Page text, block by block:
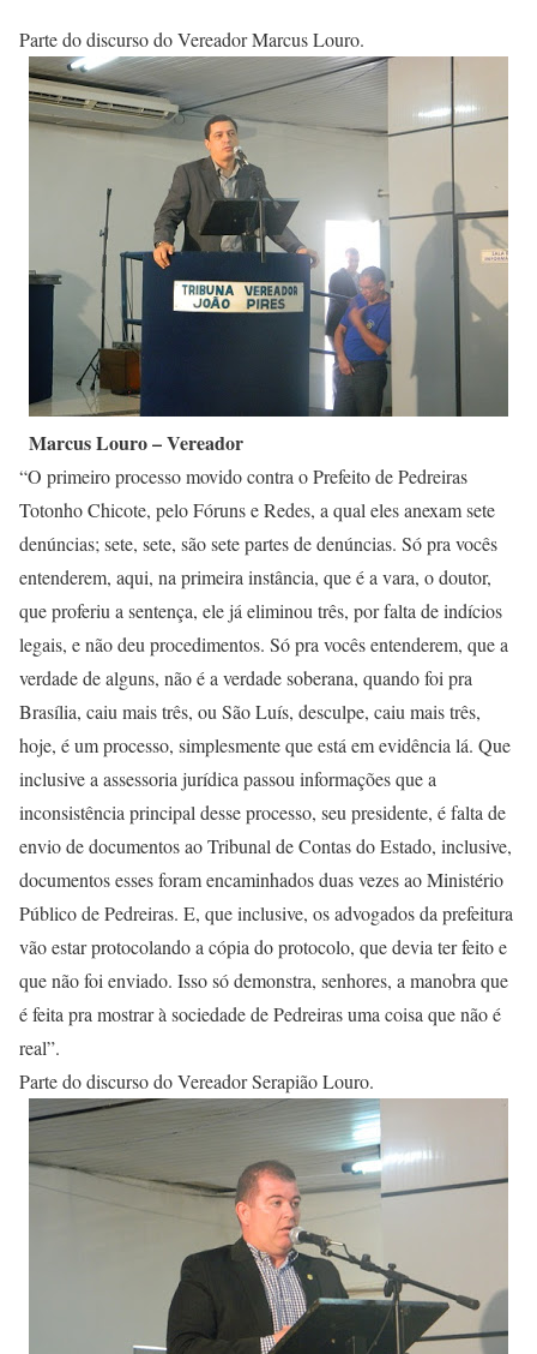
Parte do discurso do Vereador Marcus Louro.
Marcus Louro – Vereador
“O primeiro processo movido contra o Prefeito de Pedreiras
Totonho Chicote, pelo Fóruns e Redes, a qual eles anexam sete
denúncias; sete, sete, são sete partes de denúncias. Só pra vocês
entenderem, aqui, na primeira instância, que é a vara, o doutor,
que proferiu a sentença, ele já eliminou três, por falta de indícios
legais, e não deu procedimentos. Só pra vocês entenderem, que a
verdade de alguns, não é a verdade soberana, quando foi pra
Brasília, caiu mais três, ou São Luís, desculpe, caiu mais três,
hoje, é um processo, simplesmente que está em evidência lá. Que
inclusive a assessoria jurídica passou informações que a
inconsistência principal desse processo, seu presidente, é falta de
envio de documentos ao Tribunal de Contas do Estado, inclusive,
documentos esses foram encaminhados duas vezes ao Ministério
Público de Pedreiras. E, que inclusive, os advogados da prefeitura
vão estar protocolando a cópia do protocolo, que devia ter feito e
que não foi enviado. Isso só demonstra, senhores, a manobra que
é feita pra mostrar à sociedade de Pedreiras uma coisa que não é
real”.
Parte do discurso do Vereador Serapião Louro.